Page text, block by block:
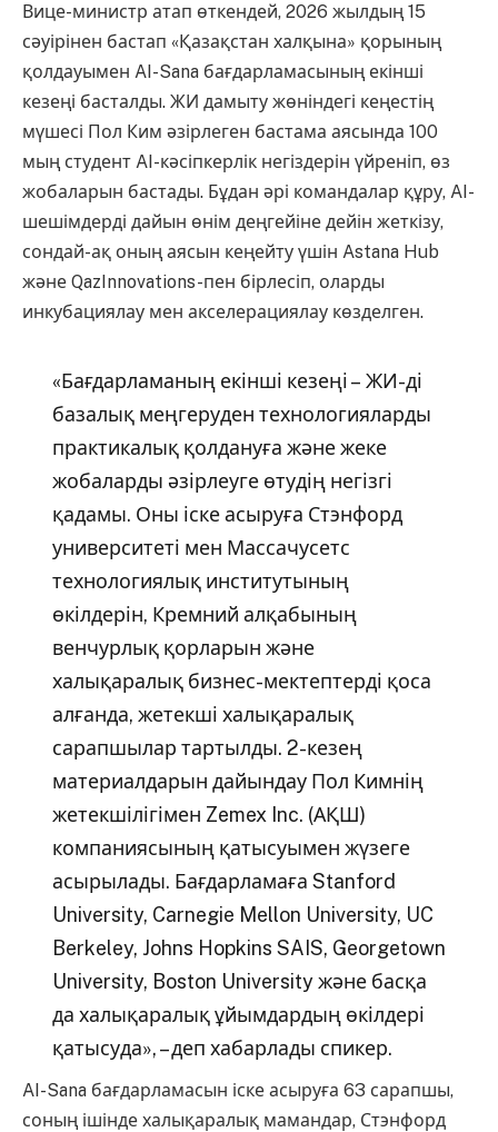
Вице-министр атап өткендей, 2026 жылдың 15
сәуірінен бастап «Қазақстан халқына» қорының
қолдауымен AI-Sana бағдарламасының екінші
кезеңі басталды. ЖИ дамыту жөніндегі кеңестің
мүшесі Пол Ким әзірлеген бастама аясында 100
мың студент AI-кәсіпкерлік негіздерін үйреніп, өз
жобаларын бастады. Бұдан әрі командалар құру, AI-
шешімдерді дайын өнім деңгейіне дейін жеткізу,
сондай-ақ оның аясын кеңейту үшін Astana Hub
және QazInnovations-пен бірлесіп, оларды
инкубациялау мен акселерациялау көзделген.
«Бағдарламаның екінші кезеңі – ЖИ-ді
базалық меңгеруден технологияларды
практикалық қолдануға және жеке
жобаларды әзірлеуге өтудің негізгі
қадамы. Оны іске асыруға Стэнфорд
университеті мен Массачусетс
технологиялық институтының
өкілдерін, Кремний алқабының
венчурлық қорларын және
халықаралық бизнес-мектептерді қоса
алғанда, жетекші халықаралық
сарапшылар тартылды. 2-кезең
материалдарын дайындау Пол Кимнің
жетекшілігімен Zemex Inc. (АҚШ)
компаниясының қатысуымен жүзеге
асырылады. Бағдарламаға Stanford
University, Carnegie Mellon University, UC
Berkeley, Johns Hopkins SAIS, Georgetown
University, Boston University және басқа
да халықаралық ұйымдардың өкілдері
қатысуда», – деп хабарлады спикер.
AI-Sana бағдарламасын іске асыруға 63 сарапшы,
соның ішінде халықаралық мамандар, Стэнфорд